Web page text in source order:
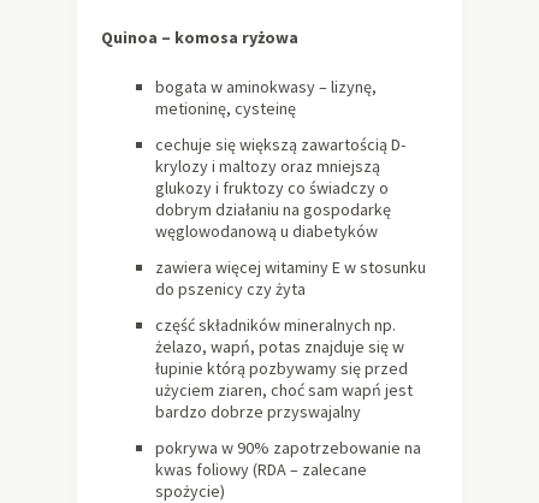
Quinoa – komosa ryżowa
bogata w aminokwasy – lizynę,
metioninę, cysteinę
cechuje się większą zawartością D-
krylozy i maltozy oraz mniejszą
glukozy i fruktozy co świadczy o
dobrym działaniu na gospodarkę
węglowodanową u diabetyków
zawiera więcej witaminy E w stosunku
do pszenicy czy żyta
część składników mineralnych np.
żelazo, wapń, potas znajduje się w
łupinie którą pozbywamy się przed
użyciem ziaren, choć sam wapń jest
bardzo dobrze przyswajalny
pokrywa w 90% zapotrzebowanie na
kwas foliowy (RDA – zalecane
spożycie)